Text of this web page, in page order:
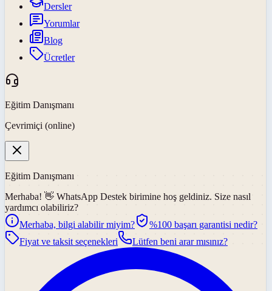
Dersler
Yorumlar
Blog
Ücretler
Eğitim Danışmanı
Çevrimiçi (online)
Eğitim Danışmanı
Merhaba! 👋 WhatsApp Destek birimine hoş geldiniz. Size nasıl
yardımcı olabiliriz?
Merhaba, bilgi alabilir miyim?
%100 başarı garantisi nedir?
Fiyat ve taksit seçenekleri
Lütfen beni arar mısınız?